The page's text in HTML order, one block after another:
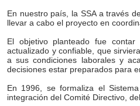
En nuestro país, la SSA a través
llevar a cabo el proyecto en
El objetivo planteado fue
actualizado y confiable, que
a sus condiciones laborales y
decisiones estar preparados para
En 1996, se formaliza el
integración del Comité Directivo,